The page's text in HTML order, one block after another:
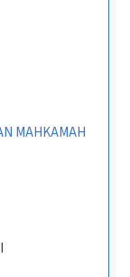
MAHKAMAH